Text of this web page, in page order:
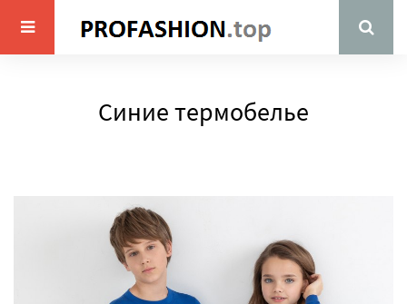
Синие термобелье